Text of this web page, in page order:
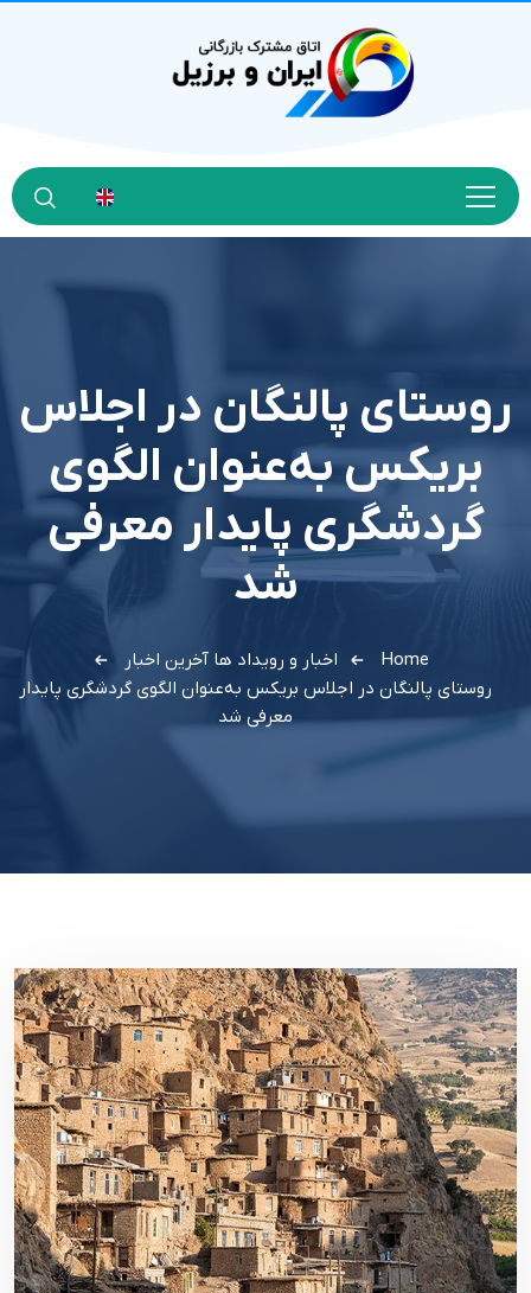
روستای پالنگان در اجلاس
بریکس به‌عنوان الگوی
گردشگری پایدار معرفی
شد
Home اخبار و رویداد ها آخرین اخبار
روستای پالنگان در اجلاس بریکس به‌عنوان الگوی گردشگری پایدار
معرفی شد